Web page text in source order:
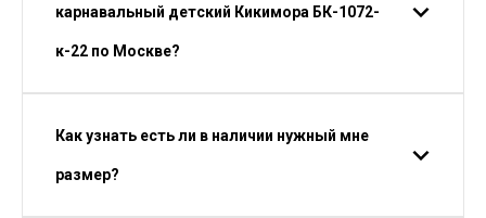
карнавальный детский Кикимора БК-1072-
к-22 по Москве?
Как узнать есть ли в наличии нужный мне
размер?